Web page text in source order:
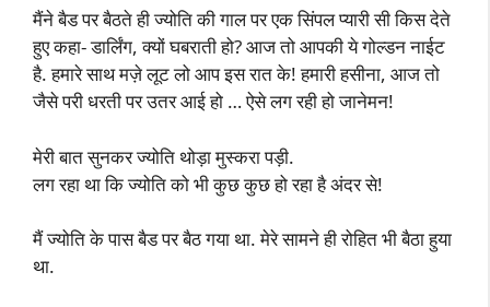
मैंने बैड पर बैठते ही ज्योति की गाल पर एक सिंपल प्यारी सी किस देते
हुए कहा- डार्लिंग, क्यों घबराती हो? आज तो आपकी ये गोल्डन नाईट
है. हमारे साथ मज़े लूट लो आप इस रात के! हमारी हसीना, आज तो
जैसे परी धरती पर उतर आई हो … ऐसे लग रही हो जानेमन!
मेरी बात सुनकर ज्योति थोड़ा मुस्करा पड़ी.
लग रहा था कि ज्योति को भी कुछ कुछ हो रहा है अंदर से!
मैं ज्योति के पास बैड पर बैठ गया था. मेरे सामने ही रोहित भी बैठा हुया
था.